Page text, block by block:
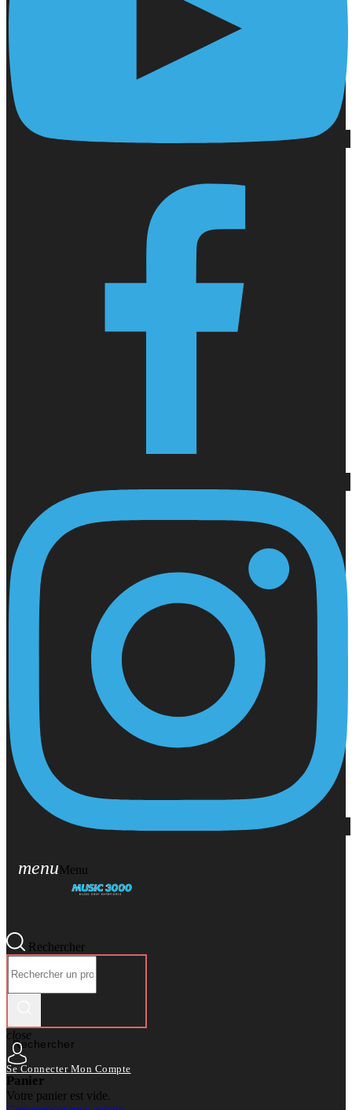
menuMenu
Rechercher
Rechercher
close
Se Connecter Mon Compte
Panier
Votre panier est vide.